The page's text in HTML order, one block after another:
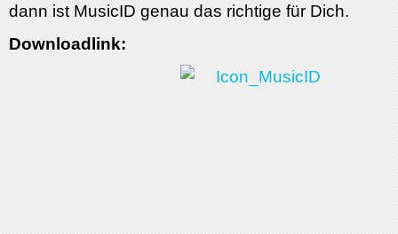
dann ist MusicID genau das richtige für Dich.
Downloadlink: